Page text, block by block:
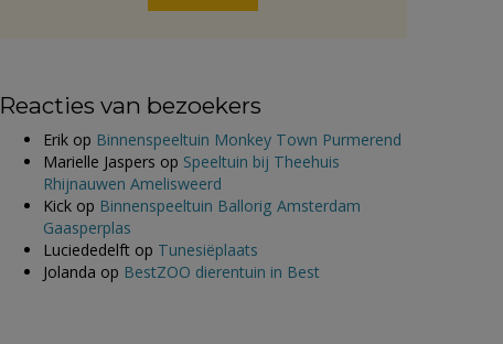
Reacties van bezoekers
Erik op Binnenspeeltuin Monkey Town Purmerend
Marielle Jaspers op Speeltuin bij Theehuis
Rhijnauwen Amelisweerd
Kick op Binnenspeeltuin Ballorig Amsterdam
Gaasperplas
Luciededelft op Tunesiëplaats
Jolanda op BestZOO dierentuin in Best